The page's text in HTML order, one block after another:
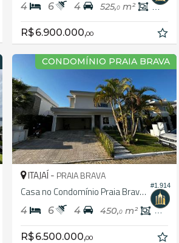
4 6 4 525,0m² 375,
R$ 6.900.000,00
CONDOMÍNIO PRAIA BRAVA
#1.914
ITAJAÍ - PRAIA BRAVA
Casa no Condomínio Praia Brava Horizontal
4 6 4 450,0m² 270,
R$ 6.500.000,00